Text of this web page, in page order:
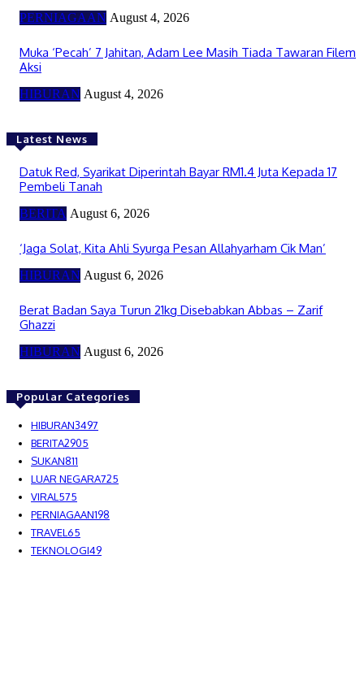
PERNIAGAAN August 4, 2026
Muka ‘Pecah’ 7 Jahitan, Adam Lee Masih Tiada Tawaran Filem
Aksi
HIBURAN August 4, 2026
Latest News
Datuk Red, Syarikat Diperintah Bayar RM1.4 Juta Kepada 17
Pembeli Tanah
BERITA August 6, 2026
‘Jaga Solat, Kita Ahli Syurga Pesan Allahyarham Cik Man’
HIBURAN August 6, 2026
Berat Badan Saya Turun 21kg Disebabkan Abbas – Zarif
Ghazzi
HIBURAN August 6, 2026
Popular Categories
HIBURAN3497
BERITA2905
SUKAN811
LUAR NEGARA725
VIRAL 575
PERNIAGAAN198
TRAVEL 65
TEKNOLOGI49